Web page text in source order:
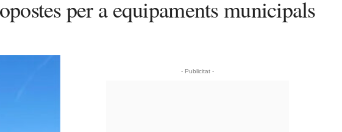
per a equipaments municipals
- Publicitat -